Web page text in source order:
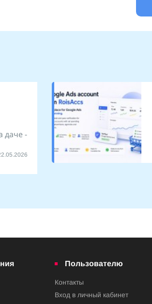
даче -
Пользователю
Контакты
Вход в личный кабинет